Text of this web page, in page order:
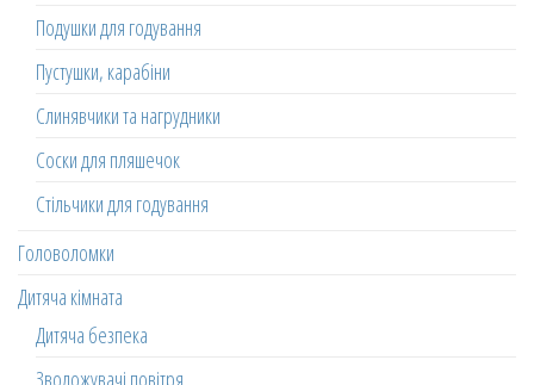
Подушки для годування
Пустушки, карабіни
Слинявчики та нагрудники
Соски для пляшечок
Стільчики для годування
Головоломки
Дитяча кімната
Дитяча безпека